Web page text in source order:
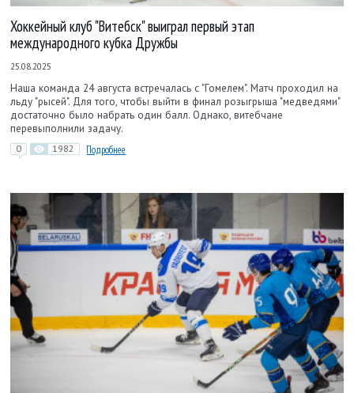
Хоккейный клуб "Витебск" выиграл первый этап
международного кубка Дружбы
25.08.2025
Наша команда 24 августа встречалась с "Гомелем". Матч проходил на
льду "рысей". Для того, чтобы выйти в финал розыгрыша "медведями"
достаточно было набрать один балл. Однако, витебчане
перевыполнили задачу.
0 1982 Подробнее